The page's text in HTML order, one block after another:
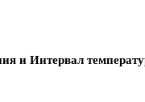
и Интервал